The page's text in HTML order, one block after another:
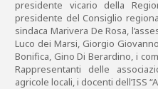
presidente vicario della
presidente del Consiglio
sindaca Marivera De Rosa,
Luco dei Marsi, Giorgio
Bonifica, Gino Di Berardino, i
Rappresentanti delle
agricole locali, i docenti dell’ISS